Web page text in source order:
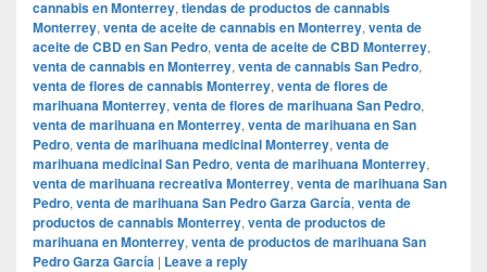
cannabis en Monterrey, tiendas de productos de cannabis
Monterrey, venta de aceite de cannabis en Monterrey, venta de
aceite de CBD en San Pedro, venta de aceite de CBD Monterrey,
venta de cannabis en Monterrey, venta de cannabis San Pedro,
venta de flores de cannabis Monterrey, venta de flores de
marihuana Monterrey, venta de flores de marihuana San Pedro,
venta de marihuana en Monterrey, venta de marihuana en San
Pedro, venta de marihuana medicinal Monterrey, venta de
marihuana medicinal San Pedro, venta de marihuana Monterrey,
venta de marihuana recreativa Monterrey, venta de marihuana San
Pedro, venta de marihuana San Pedro Garza García, venta de
productos de cannabis Monterrey, venta de productos de
marihuana en Monterrey, venta de productos de marihuana San
Pedro Garza García | Leave a reply